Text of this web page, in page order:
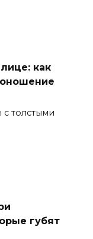
как
толстыми
губят